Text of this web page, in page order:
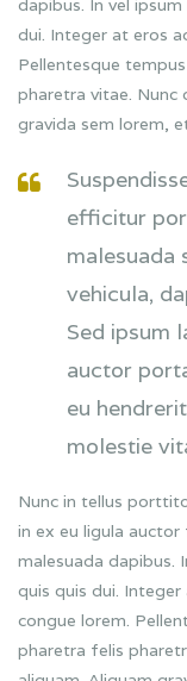
dapibus. In vel
dui. Integer at eros
Pellentesque
pharetra vitae. Nunc
gravida sem lorem,
efficitur
malesuada
vehicula,
Sed ipsum
auctor
eu
molestie
Nunc in tellus
in ex eu ligula
malesuada dapibus.
quis quis dui.
congue lorem.
pharetra felis